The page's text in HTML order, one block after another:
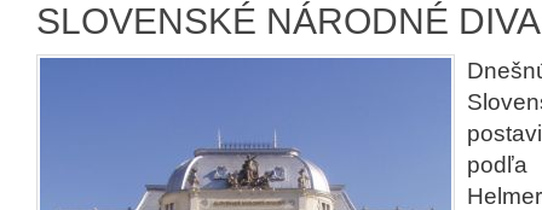
SLOVENSKÉ NÁRODNÉ